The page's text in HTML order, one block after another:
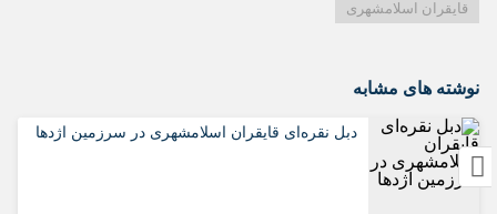
قایقران اسلامشهری
نوشته های مشابه
دبل نقره‌ای قایقران اسلامشهری در سرزمین اژدها